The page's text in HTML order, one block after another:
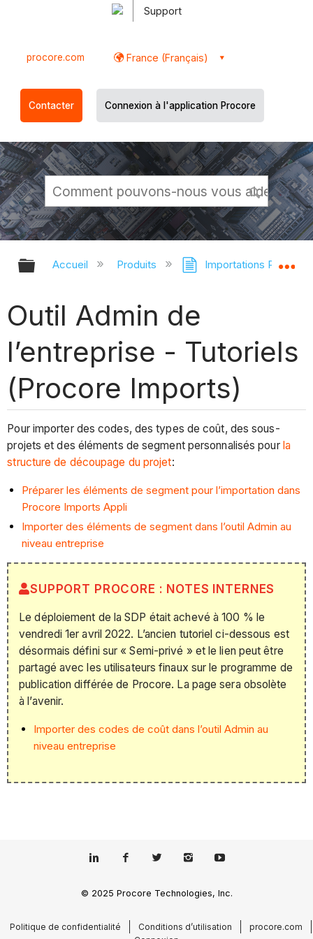
Support
procore.com France (Français)
Contacter Connexion à l'application Procore
Développer/réduire la hiérarchie
Accueil Produits Importations Procore
Outil Admin de
l’entreprise - Tutoriels
(Procore Imports)
Pour importer des codes, des types de coût, des sous-
projets et des éléments de segment personnalisés pour la
structure de découpage du projet:
Préparer les éléments de segment pour l’importation dans
Procore ImportsAppli
Importer des éléments de segment dans l’outil Admin au
niveau entreprise
SUPPORT PROCORE : NOTES INTERNES
Le déploiement de la SDP était achevé à 100 % le
vendredi 1er avril 2022. L’ancien tutoriel ci-dessous est
désormais défini sur « Semi-privé » et le lien peut être
partagé avec les utilisateurs finaux sur le programme de
publication différée de Procore. La page sera obsolète
à l’avenir.
Importer des codes de coût dans l’outil Admin au
niveau entreprise
© 2025 Procore Technologies, Inc.
Politique de confidentialité Conditions d’utilisation
procore.com